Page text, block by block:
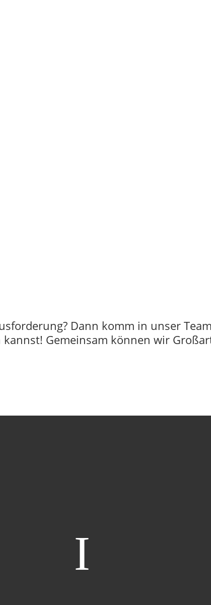
Dann komm in unser
Gemeinsam können wir